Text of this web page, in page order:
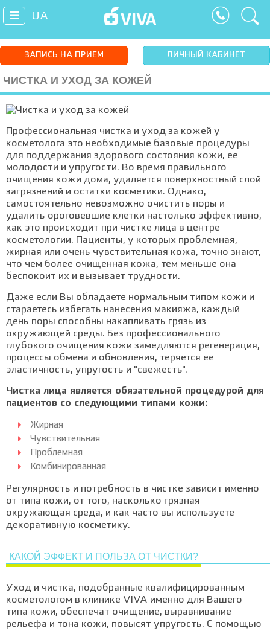
UA
ЗАПИСЬ НА ПРИЕМ ЛИЧНЫЙ КАБИНЕТ
ЧИСТКА И УХОД ЗА КОЖЕЙ
Профессиональная чистка и уход за кожей у
косметолога это необходимые базовые процедуры
для поддержания здорового состояния кожи, ее
молодости и упругости. Во время правильного
очищения кожи дома, удаляется поверхностный слой
загрязнений и остатки косметики. Однако,
самостоятельно невозможно очистить поры и
удалить ороговевшие клетки настолько эффективно,
как это происходит при чистке лица в центре
косметологии. Пациенты, у которых проблемная,
жирная или очень чувствительная кожа, точно знают,
что чем более очищенная кожа, тем меньше она
беспокоит их и вызывает трудности.
Даже если Вы обладаете нормальным типом кожи и
стараетесь избегать нанесения макияжа, каждый
день поры способны накапливать грязь из
окружающей среды. Без профессионального
глубокого очищения кожи замедляются регенерация,
процессы обмена и обновления, теряется ее
эластичность, упругость и "свежесть".
Чистка лица является обязательной процедурой для
пациентов со следующими типами кожи:
Жирная
Чувствительная
Проблемная
Комбинированная
Регулярность и потребность в чистке зависит именно
от типа кожи, от того, насколько грязная
окружающая среда, и как часто вы используете
декоративную косметику.
КАКОЙ ЭФФЕКТ И ПОЛЬЗА ОТ ЧИСТКИ?
Уход и чистка, подобранные квалифицированным
косметологом в клинике VIVA именно для Вашего
типа кожи, обеспечат очищение, выравнивание
рельефа и тона кожи, повысят упругость. С помощью